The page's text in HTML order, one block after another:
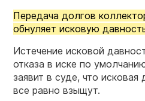
Передача долгов
обнуляет исковую
Истечение исковой
отказа в иске по
заявит в суде, что
все равно взыщут.